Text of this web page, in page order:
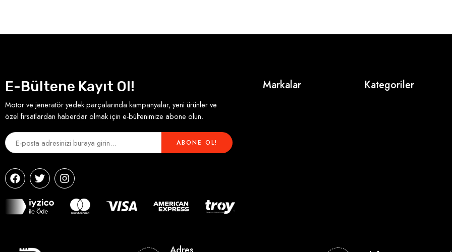
E-Bültene Kayıt Ol!
Motor ve jeneratör yedek parçalarında kampanyalar, yeni ürünler ve
özel fırsatlardan haberdar olmak için e-bültenimize abone olun.
Markalar Kategoriler